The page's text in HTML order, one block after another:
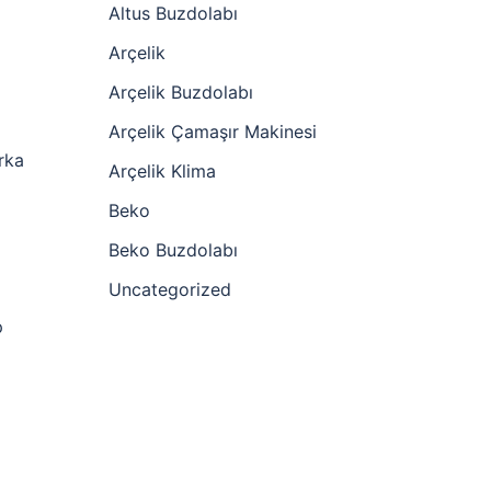
Altus Buzdolabı
Arçelik
Arçelik Buzdolabı
Arçelik Çamaşır Makinesi
Arçelik Klima
Beko
Beko Buzdolabı
Uncategorized